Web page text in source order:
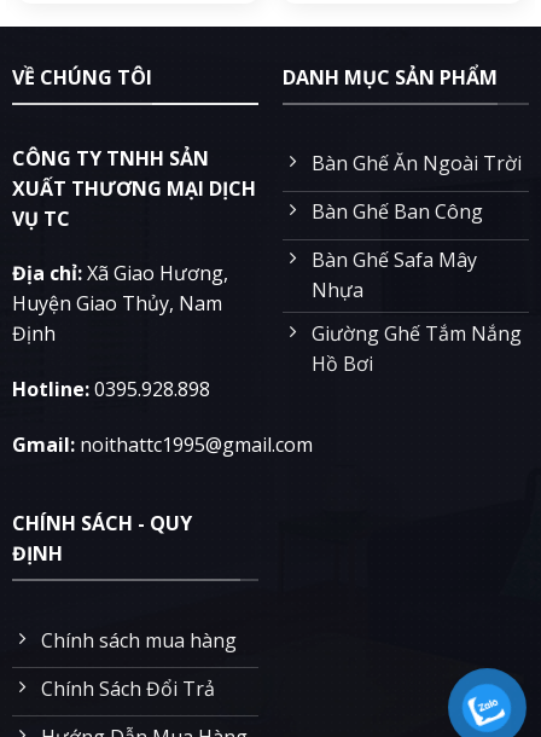
VỀ CHÚNG TÔI
CÔNG TY TNHH SẢN
XUẤT THƯƠNG MẠI DỊCH
VỤ TC
Địa chỉ:Xã Giao Hương,
Huyện Giao Thủy, Nam
Định
Hotline:0395.928.898
Gmail:noithattc1995@gmail.com
DANH MỤC SẢN PHẨM
Bàn Ghế Ăn Ngoài Trời
Bàn Ghế Ban Công
Bàn Ghế Safa Mây
Nhựa
Giường Ghế Tắm Nắng
Hồ Bơi
CHÍNH SÁCH - QUY
ĐỊNH
Chính sách mua hàng
Chính Sách Đổi Trả